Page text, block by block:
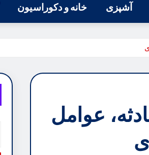
آشپزی خانه و دکوراسیون
عوامل